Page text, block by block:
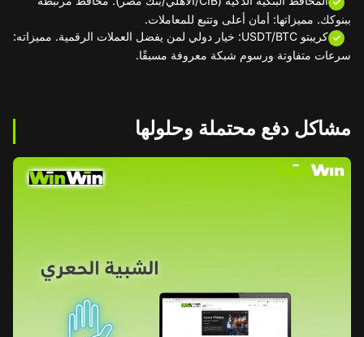
ببنوكك. مميزاتها: أمان أعلى وتتبع للمعاملات.
كريبتو USDT/BTC: خيار دولي لمن يفضل العملات الرقمية. مميزاته:
سرعات متفاوتة ورسوم شبكة معروفة مسبقًا.
مشاكل دفع محتملة وحلولها